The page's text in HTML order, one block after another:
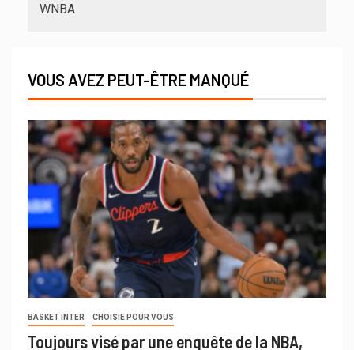
WNBA
VOUS AVEZ PEUT-ÊTRE MANQUÉ
BASKET INTER CHOISIE POUR VOUS
Toujours visé par une enquête de la NBA,